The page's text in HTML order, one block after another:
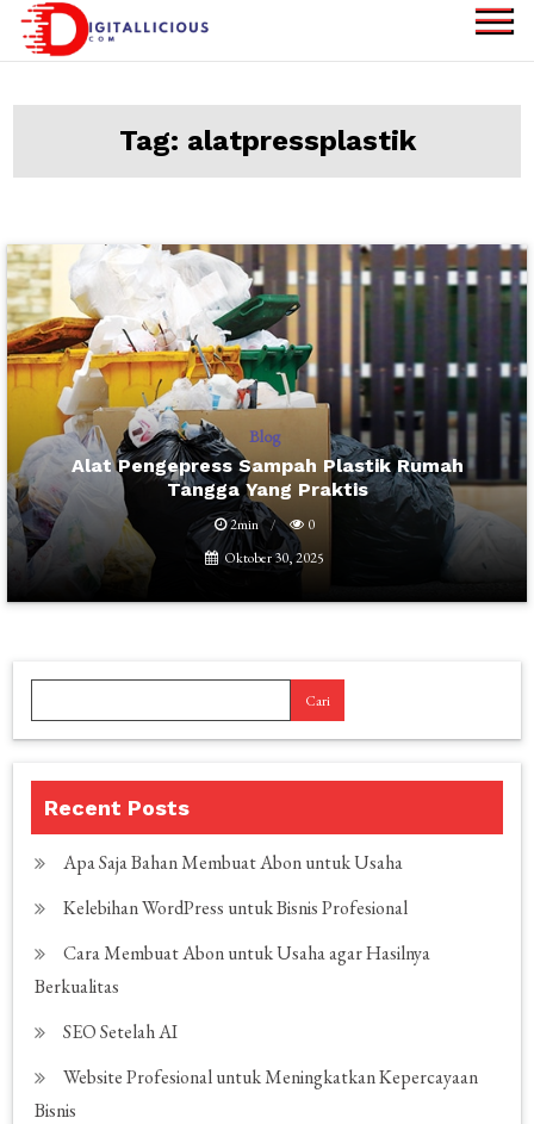
Skip
Information
Tag: alatpressplastik
Blog
Alat Pengepress Sampah Plastik Rumah
Tangga Yang Praktis
2min
0
Oktober 30, 2025
Cari
Recent Posts
Apa Saja Bahan Membuat Abon untuk Usaha
Kelebihan WordPress untuk Bisnis Profesional
Cara Membuat Abon untuk Usaha agar Hasilnya
Berkualitas
SEO Setelah AI
Website Profesional untuk Meningkatkan Kepercayaan
Bisnis